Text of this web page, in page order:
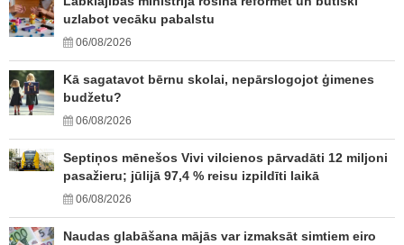
uzlabot vecāku pabalstu
06/08/2026
Kā sagatavot bērnu skolai, nepārslogojot ģimenes
budžetu?
06/08/2026
Septiņos mēnešos Vivi vilcienos pārvadāti 12 miljoni
pasažieru; jūlijā 97,4 % reisu izpildīti laikā
06/08/2026
Naudas glabāšana mājās var izmaksāt simtiem eiro